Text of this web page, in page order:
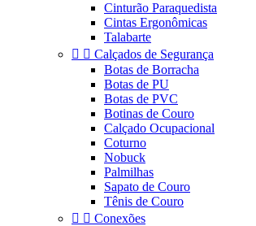
Cinturão Paraquedista
Cintas Ergonômicas
Talabarte
  Calçados de Segurança
Botas de Borracha
Botas de PU
Botas de PVC
Botinas de Couro
Calçado Ocupacional
Coturno
Nobuck
Palmilhas
Sapato de Couro
Tênis de Couro
  Conexões